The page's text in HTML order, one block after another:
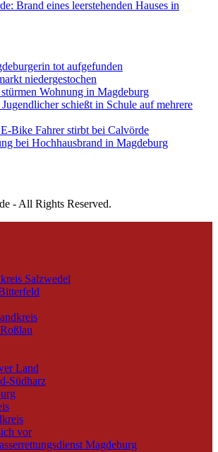
Brand eines leerstehenden Hauses in
tot aufgefunden
niedergestochen
Wohnung in Magdeburg
schießt in Schule auf mehrere
Bike Fahrer stirbt bei Calvörde
bei Hochhausbrand in Magdeburg
- All Rights Reserved.
Salzwedel
Land
Südharz
vor
Magdeburg